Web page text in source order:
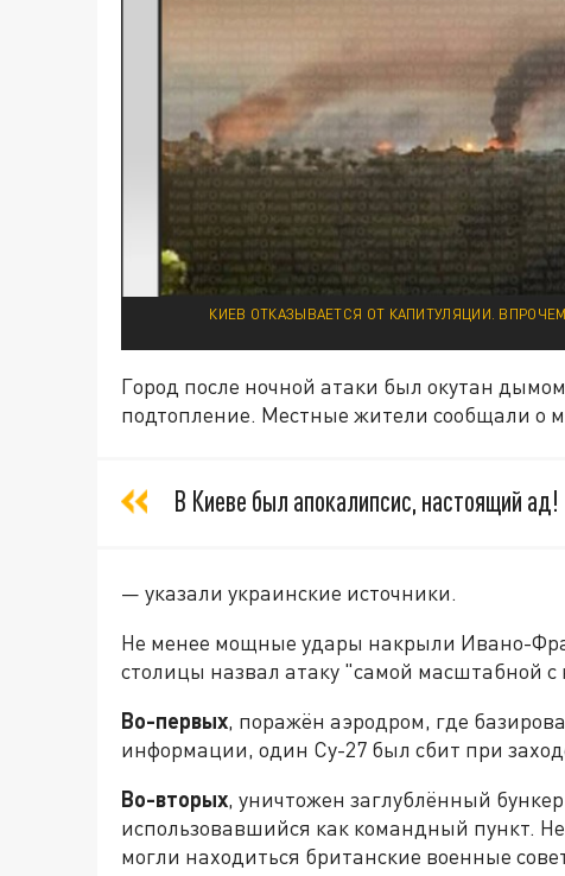
КИЕВ ОТКАЗЫВАЕТСЯ ОТ КАПИТУЛЯЦИИ.
Город после ночной атаки был окутан
подтопление. Местные жители сообщали о
В Киеве был апокалипсис, настоящий ад!
— указали украинские источники.
Не менее мощные удары накрыли Ивано-
столицы назвал атаку "самой масштабной
Во-первых, поражён аэродром, где
информации, один Су-27 был сбит при
Во-вторых, уничтожен заглублённый
использовавшийся как командный пункт.
могли находиться британские военные